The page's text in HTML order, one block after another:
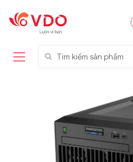
Tìm kiếm sản phẩm
Storage Micron -
64GB - 15.36TB